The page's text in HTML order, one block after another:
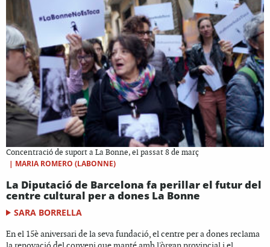
Concentració de suport a La Bonne, el passat 8 de març
| MARIA ROMERO (LABONNE)
La Diputació de Barcelona fa perillar el futur del
centre cultural per a dones La Bonne
SARA BORRELLA
En el 15è aniversari de la seva fundació, el centre per a dones reclama